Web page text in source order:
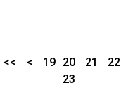
<< < 19 20 21
22
23